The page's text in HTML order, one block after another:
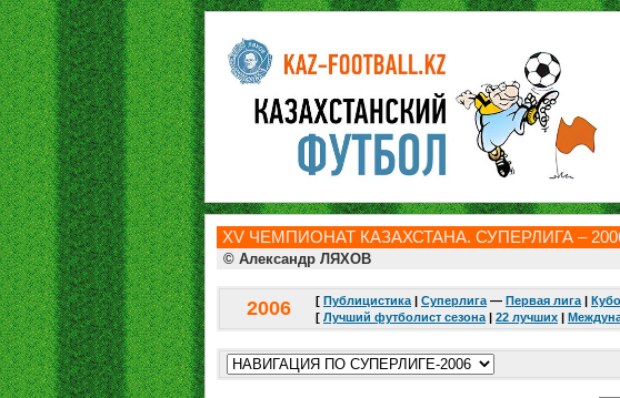
ХV ЧЕМПИОНАТ КАЗАХСТАНА. СУПЕРЛИГА –
© Александр ЛЯХОВ
2006 [ Публицистика | Суперлига — Первая лига |
[ Лучший футболист сезона | 22 лучших |